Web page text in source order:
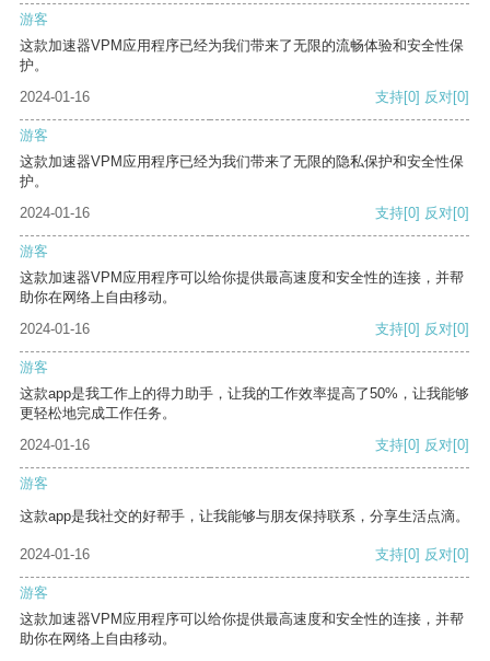
游客
这款加速器VPM应用程序已经为我们带来了无限的流畅体验和安全性保
护。
2024-01-16
支持[0] 反对[0]
游客
这款加速器VPM应用程序已经为我们带来了无限的隐私保护和安全性保
护。
2024-01-16
支持[0] 反对[0]
游客
这款加速器VPM应用程序可以给你提供最高速度和安全性的连接，并帮
助你在网络上自由移动。
2024-01-16
支持[0] 反对[0]
游客
这款app是我工作上的得力助手，让我的工作效率提高了50%，让我能够
更轻松地完成工作任务。
2024-01-16
支持[0] 反对[0]
游客
这款app是我社交的好帮手，让我能够与朋友保持联系，分享生活点滴。
2024-01-16 支持[0] 反对[0]
游客
这款加速器VPM应用程序可以给你提供最高速度和安全性的连接，并帮
助你在网络上自由移动。